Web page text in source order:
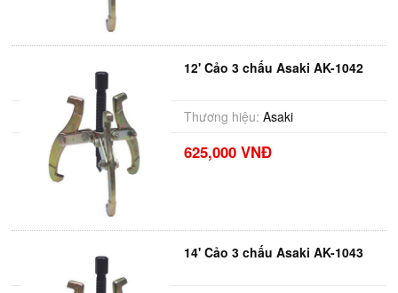
12' Cảo 3 chấu Asaki AK-1042
Thương hiệu: Asaki
625,000 VNĐ
14' Cảo 3 chấu Asaki AK-1043